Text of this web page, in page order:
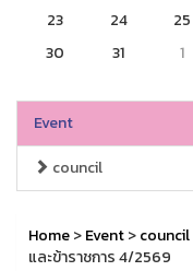
23
24 25
30
31 1
Event
council
Home>Event>council
และข้าราชการ 4/2569